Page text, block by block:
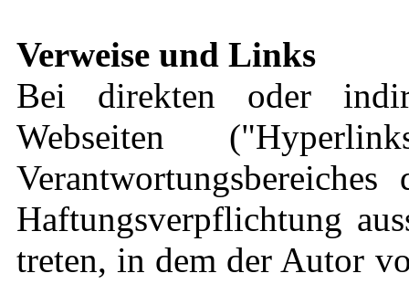
Verweise und Links
Bei direkten oder
Webseiten
Haftungsverpflichtung
treten, in dem der Autor